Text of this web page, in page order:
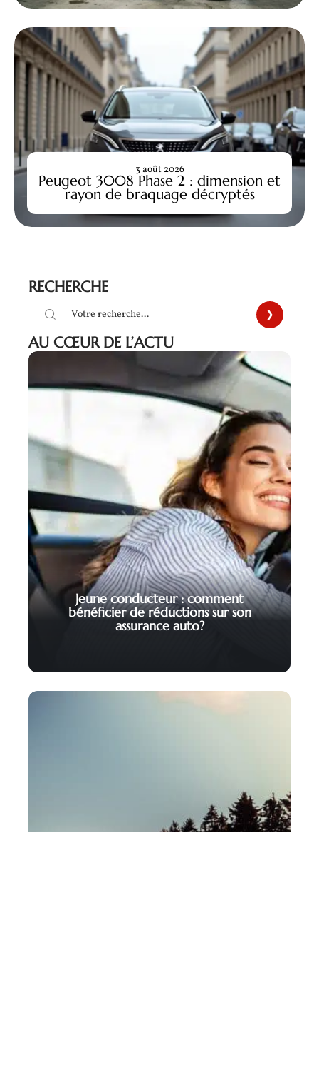
Peugeot 3008 Phase 2 : dimension et
rayon de braquage décryptés
3 août 2026
RECHERCHE
AU CŒUR DE L’ACTU
Jeune conducteur : comment
bénéficier de réductions sur son
assurance auto?